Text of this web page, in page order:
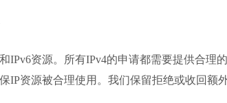
IPv6资源。所有IPv4的申请都需要提供合理
IP资源被合理使用。我们保留拒绝或收回额